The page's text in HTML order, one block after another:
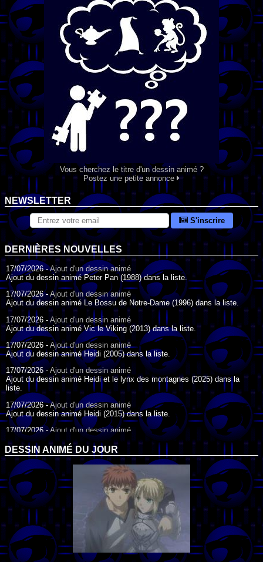
Vous cherchez le titre d'un dessin animé ?
Postez une petite annonce
NEWSLETTER
S'inscrire
DERNIÈRES NOUVELLES
17/07/2026 -Ajout d'un dessin animé
Ajout du dessin animé Peter Pan (1988) dans la liste.
17/07/2026 -Ajout d'un dessin animé
Ajout du dessin animé Le Bossu de Notre-Dame (1996) dans la liste.
17/07/2026 - Ajout d'un dessin animé
Ajout du dessin animé Vic le Viking (2013) dans la liste.
17/07/2026 - Ajout d'un dessin animé
Ajout du dessin animé Heidi (2005) dans la liste.
17/07/2026 -Ajout d'un dessin animé
Ajout du dessin animé Heidi et le lynx des montagnes (2025) dans la
liste.
17/07/2026 -Ajout d'un dessin animé
Ajout du dessin animé Heidi (2015) dans la liste.
17/07/2026 -Ajout d'un dessin animé
Ajout du dessin animé Heidi (1995) dans la liste.
09/07/2026 -Ajout d'un dessin animé
Ajout du dessin animé Genki l'Aventurier de la Chance (2006) dans la
liste.
04/07/2026 - Ajout d'un dessin animé
Ajout du dessin animé Vilain Petit Canard (2000) dans la liste.
04/07/2026 -
Ajout d'un dessin animé
Ajout du dessin animé Le Noël du vilain petit canard (2003) dans la liste.
DESSIN ANIMÉ DU JOUR